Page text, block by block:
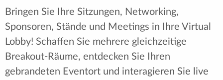
Bringen Sie Ihre Sitzungen, Networking,
Sponsoren, Stände und Meetings in Ihre Virtual
Lobby! Schaffen Sie mehrere gleichzeitige
Breakout-Räume, entdecken Sie Ihren
gebrandeten Eventort und interagieren Sie live